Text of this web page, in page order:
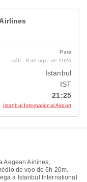
Para
sáb., 8 de ago. de 2026
Istanbul
IST
21:25
Istanbul International Airport
Aegean Airlines,
de voo de6h 20m.
a Istanbul International